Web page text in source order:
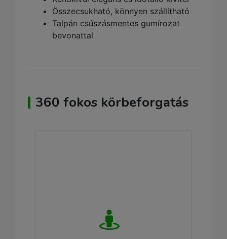
Összecsukható, könnyen szállítható
Talpán csúszásmentes gumírozat
bevonattal
360 fokos körbeforgatás